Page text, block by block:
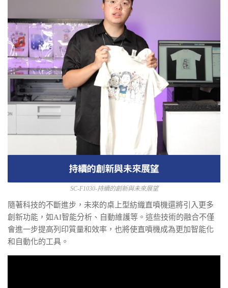
SC-F1030-持續的創新與未來展望
隨著科技的不斷進步，未來的桌上型紡織直噴機還將引入更多
創新功能，如AI智能分析、自動維護等。這些技術的融合不僅
會進一步提高列印質量和效率，也將使直噴機成為更加智能化
和自動化的工具。